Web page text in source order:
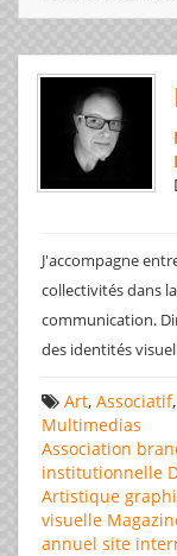
J'accompagne
collectivités dans
communication.
des identités
Art, Associatif,
Multimedias
Association
institutionnelle
Artistique
visuelle
annuel site